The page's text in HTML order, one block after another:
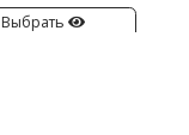
Выбрать